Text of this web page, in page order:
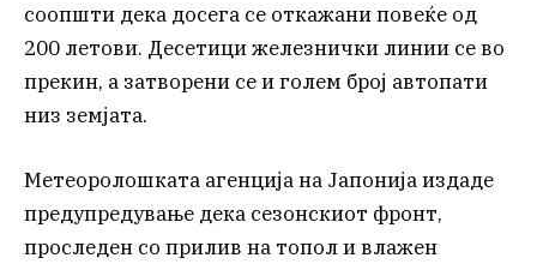
соопшти дека досега се откажани повеќе од
200 летови. Десетици железнички линии се во
прекин, а затворени се и голем број автопати
низ земјата.
Метеоролошката агенција на Јапонија издаде
предупредување дека сезонскиот фронт,
проследен со прилив на топол и влажен